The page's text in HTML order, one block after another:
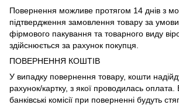
Повернення можливе протягом 14 днів з
підтвердження замовлення товару за
фірмового пакування та товарного виду
здійснюється за рахунок покупця.
ПОВЕРНЕННЯ КОШТІВ
У випадку повернення товару, кошти
рахунок/картку, з якої проводилась оплата.
банківські комісії при поверненні будуть